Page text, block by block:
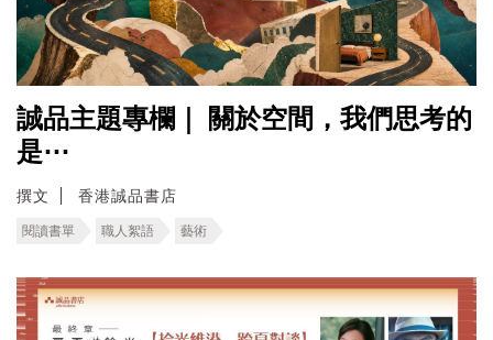
誠品主題專欄｜ ​關於空間，我們思考的
是⋯
撰文 香港誠品書店
閱讀書單 職人絮語 藝術